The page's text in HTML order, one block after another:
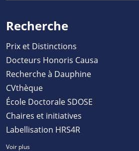
Recherche
Prix et Distinctions
Docteurs Honoris Causa
Recherche à Dauphine
CVthèque
École Doctorale SDOSE
Chaires et initiatives
Labellisation HRS4R
Voir plus